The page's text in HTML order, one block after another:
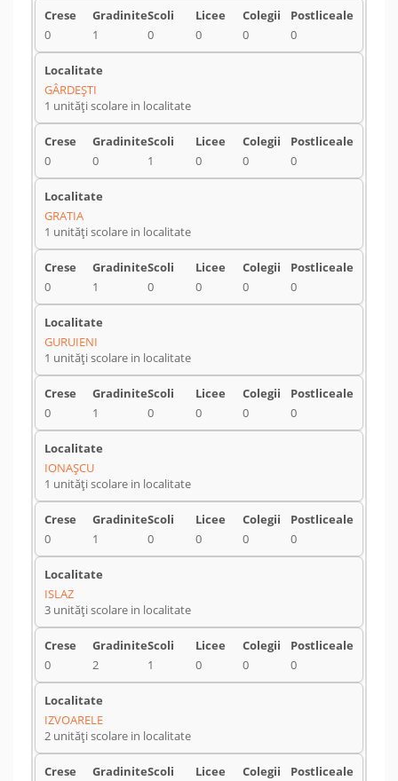
0 1 0 0 0 0
GÂRDEŞTI
1 unități scolare in localitate
0 0 1 0 0 0
GRATIA
1 unități scolare in localitate
0 1 0 0 0 0
GURUIENI
1 unități scolare in localitate
0 1 0 0 0 0
IONAŞCU
1 unități scolare in localitate
0 1 0 0 0 0
ISLAZ
3 unități scolare in localitate
0 2 1 0 0 0
IZVOARELE
2 unități scolare in localitate